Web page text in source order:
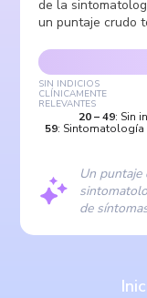
de la
un puntaje crudo
SIN INDICIOS
CLÍNICAMENTE
RELEVANTES
20–49: Sin
59: Sintomatología
Un puntaje
de